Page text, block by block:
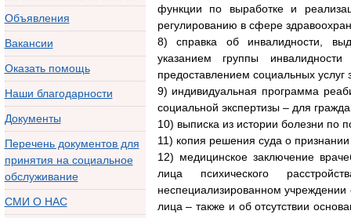
Объявления
Вакансии
Оказать помощь
Наши благодарности
Документы
Перечень документов для
принятия на социальное
обслуживание
СМИ О НАС
функции по выработке и
регулированию в сфере
8) справка об инвалидности,
указанием группы
предоставлением социальных
9) индивидуальная программа
социальной экспертизы – для
10) выписка из истории болезни по
11) копия решения суда о
12) медицинское заключение
лица психического
неспециализированном
лица – также и об отсутствии